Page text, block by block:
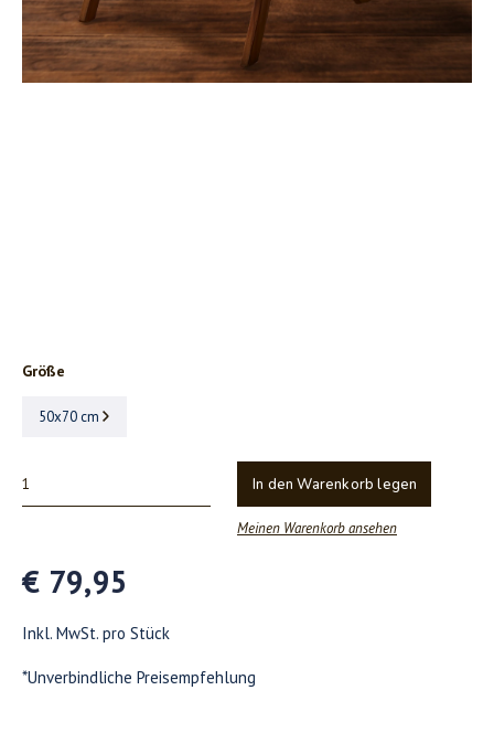
Größe
50x70 cm
In den Warenkorb legen
Meinen Warenkorb ansehen
€ 79,95
Inkl. MwSt. pro Stück
*Unverbindliche Preisempfehlung